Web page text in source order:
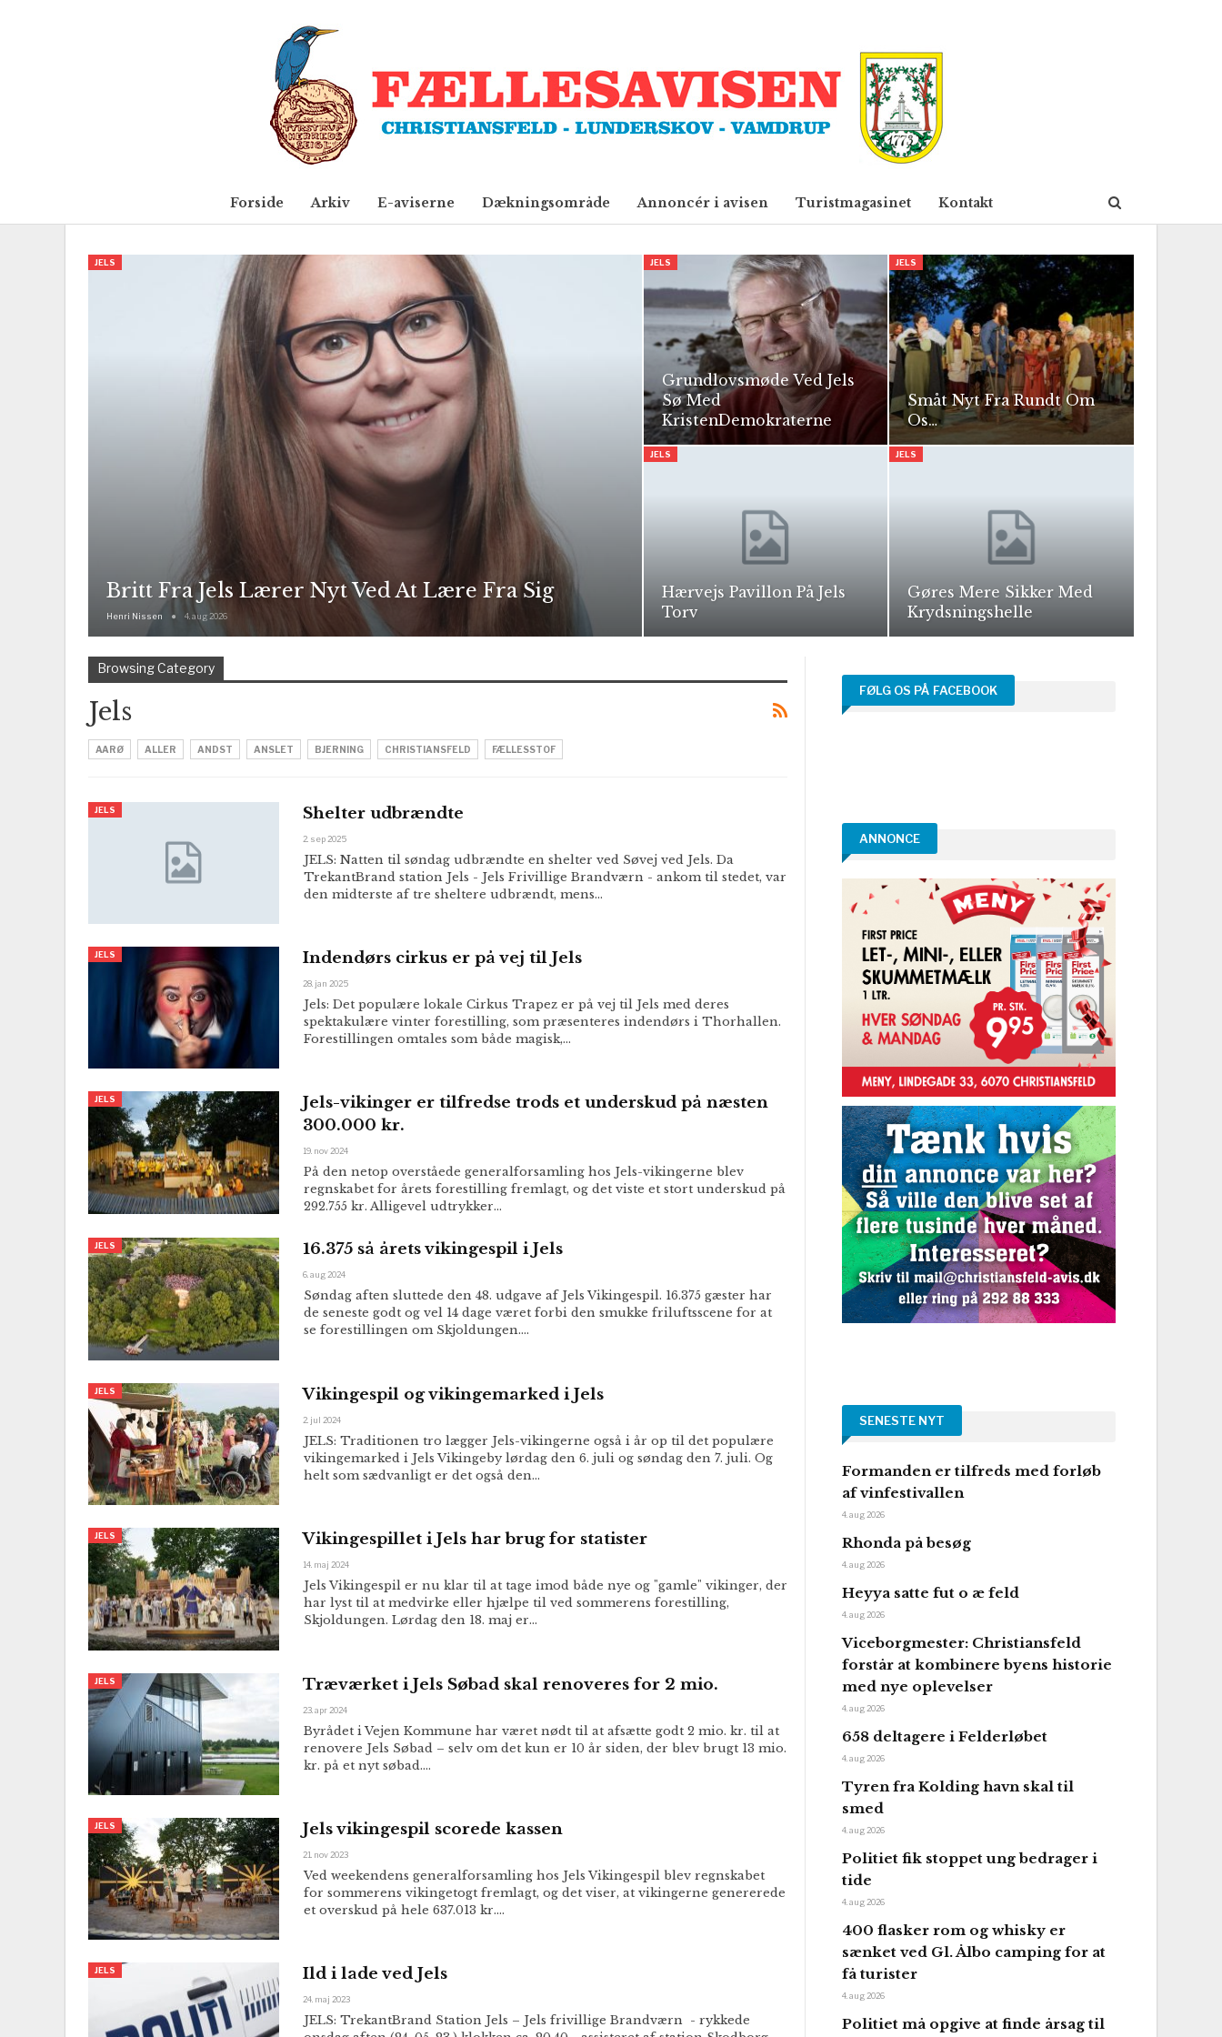
Forside Arkiv E-aviserne Dækningsområde Annoncér i avisen Turistmagasinet Kontakt
JELS
Britt Fra Jels Lærer Nyt Ved At Lære Fra Sig
Henri Nissen 4. aug 2026
JELS
Grundlovsmøde Ved Jels
Sø Med
KristenDemokraterne
JELS
Småt Nyt Fra Rundt Om
Os…
JELS
Hærvejs Pavillon På Jels
Torv
JELS
Gøres Mere Sikker Med
Krydsningshelle
Browsing Category
Jels
AARØ ALLER ANDST ANSLET BJERNING CHRISTIANSFELD FÆLLESSTOF
JELS Shelter udbrændte
2. sep 2025
JELS: Natten til søndag udbrændte en shelter ved Søvej ved Jels. Da
TrekantBrand station Jels - Jels Frivillige Brandværn - ankom til stedet, var
den midterste af tre sheltere udbrændt, mens…
JELS Indendørs cirkus er på vej til Jels
28. jan 2025
Jels: Det populære lokale Cirkus Trapez er på vej til Jels med deres
spektakulære vinter forestilling, som præsenteres indendørs i Thorhallen.
Forestillingen omtales som både magisk,…
JELS
Jels-vikinger er tilfredse trods et underskud på næsten
300.000 kr.
19. nov 2024
På den netop overståede generalforsamling hos Jels-vikingerne blev
regnskabet for årets forestilling fremlagt, og det viste et stort underskud på
292.755 kr. Alligevel udtrykker…
JELS 16.375 så årets vikingespil i Jels
6. aug 2024
Søndag aften sluttede den 48. udgave af Jels Vikingespil. 16.375 gæster har
de seneste godt og vel 14 dage været forbi den smukke friluftsscene for at
se forestillingen om Skjoldungen.…
JELS Vikingespil og vikingemarked i Jels
2. jul 2024
JELS: Traditionen tro lægger Jels-vikingerne også i år op til det populære
vikingemarked i Jels Vikingeby lørdag den 6. juli og søndag den 7. juli. Og
helt som sædvanligt er det også den…
JELS Vikingespillet i Jels har brug for statister
14. maj 2024
Jels Vikingespil er nu klar til at tage imod både nye og "gamle" vikinger, der
har lyst til at medvirke eller hjælpe til ved sommerens forestilling,
Skjoldungen. Lørdag den 18. maj er…
JELS Træværket i Jels Søbad skal renoveres for 2 mio.
23. apr 2024
Byrådet i Vejen Kommune har været nødt til at afsætte godt 2 mio. kr. til at
renovere Jels Søbad – selv om det kun er 10 år siden, der blev brugt 13 mio.
kr. på et nyt søbad.…
JELS Jels vikingespil scorede kassen
21. nov 2023
Ved weekendens generalforsamling hos Jels Vikingespil blev regnskabet
for sommerens vikingetogt fremlagt, og det viser, at vikingerne genererede
et overskud på hele 637.013 kr.…
JELS Ild i lade ved Jels
24. maj 2023
JELS: TrekantBrand Station Jels – Jels frivillige Brandværn - rykkede
FØLG OS PÅ FACEBOOK
ANNONCE
SENESTE NYT
Formanden er tilfreds med forløb
af vinfestivallen
4. aug 2026
Rhonda på besøg
4. aug 2026
Heyya satte fut o æ feld
4. aug 2026
Viceborgmester: Christiansfeld
forstår at kombinere byens historie
med nye oplevelser
4. aug 2026
658 deltagere i Felderløbet
4. aug 2026
Tyren fra Kolding havn skal til
smed
4. aug 2026
Politiet fik stoppet ung bedrager i
tide
4. aug 2026
400 flasker rom og whisky er
sænket ved Gl. Ålbo camping for at
få turister
4. aug 2026
Politiet må opgive at finde årsag til